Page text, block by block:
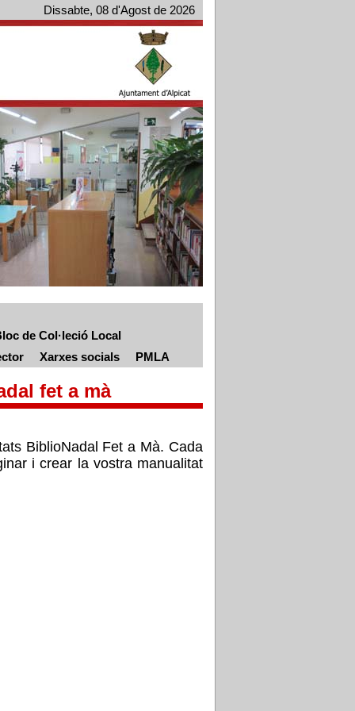
Dissabte, 08 d'Agost de 2026
de Col·leció Local
Xarxes socials PMLA
fet a mà
BiblioNadal Fet a Mà. Cada
i crear la vostra manualitat